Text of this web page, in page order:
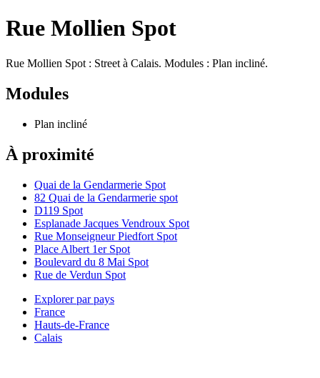
Rue Mollien Spot
Rue Mollien Spot : Street à Calais. Modules : Plan incliné.
Modules
Plan incliné
À proximité
Quai de la Gendarmerie Spot
82 Quai de la Gendarmerie spot
D119 Spot
Esplanade Jacques Vendroux Spot
Rue Monseigneur Piedfort Spot
Place Albert 1er Spot
Boulevard du 8 Mai Spot
Rue de Verdun Spot
Explorer par pays
France
Hauts-de-France
Calais